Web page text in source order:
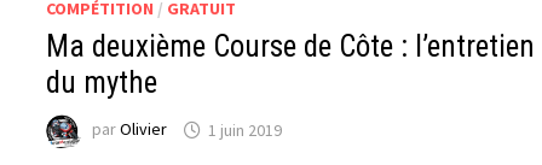
COMPÉTITION / GRATUIT
Ma deuxième Course de Côte : l’entretien
du mythe
parOlivier 1 juin 2019